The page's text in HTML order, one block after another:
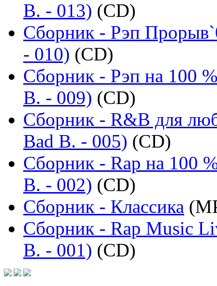
B. - 013) (CD)
Сборник - Рэп
- 010) (CD)
Сборник - Рэп на 100
B. - 009) (CD)
Сборник - R&B для
Bad B. - 005) (CD)
Сборник - Rap на 100
B. - 002) (CD)
Сборник - Классика
Сборник - Rap Music
B. - 001) (CD)